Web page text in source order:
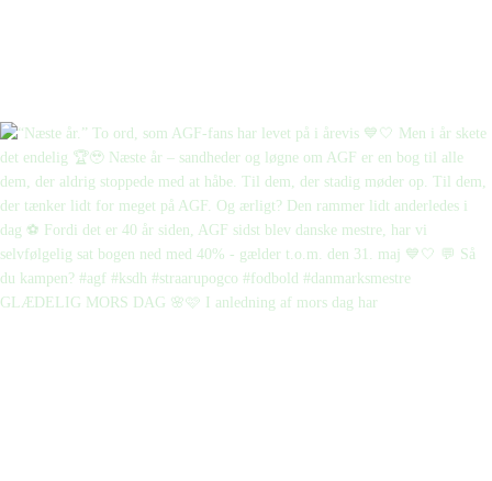
GLÆDELIG MORS DAG 🌸🩷 I anledning af mors dag har